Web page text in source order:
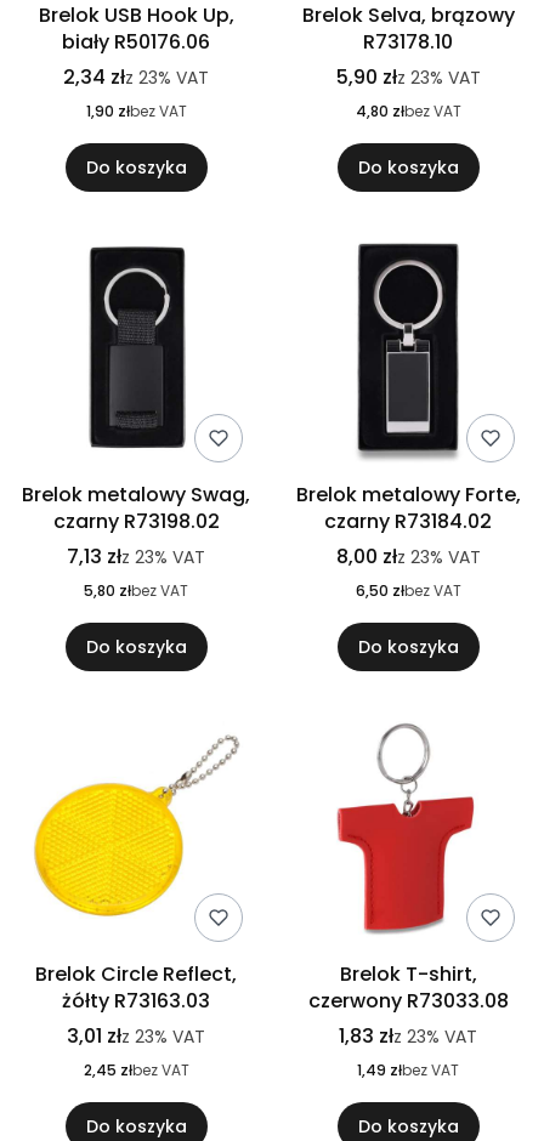
Brelok USB Hook Up,
biały R50176.06
2,34 złz 23% VAT
1,90 złbez VAT
Do koszyka
Brelok Selva, brązowy
R73178.10
5,90 złz 23% VAT
4,80 złbez VAT
Do koszyka
Brelok metalowy Swag,
czarny R73198.02
7,13 złz 23% VAT
5,80 złbez VAT
Do koszyka
Brelok metalowy Forte,
czarny R73184.02
8,00 złz 23% VAT
6,50 złbez VAT
Do koszyka
Brelok Circle Reflect,
żółty R73163.03
3,01 złz 23% VAT
2,45 złbez VAT
Do koszyka
Brelok T-shirt,
czerwony R73033.08
1,83 złz 23% VAT
1,49 złbez VAT
Do koszyka